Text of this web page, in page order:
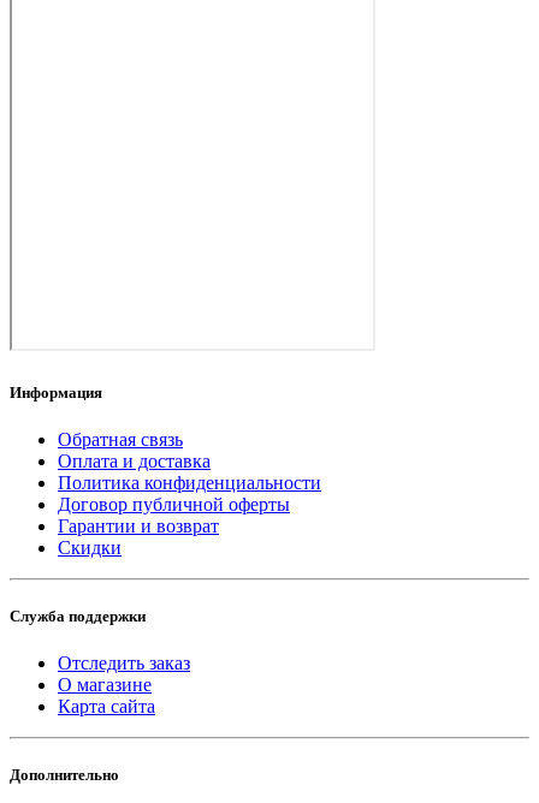
Информация
Обратная связь
Оплата и доставка
Политика конфиденциальности
Договор публичной оферты
Гарантии и возврат
Скидки
Служба поддержки
Отследить заказ
О магазине
Карта сайта
Дополнительно